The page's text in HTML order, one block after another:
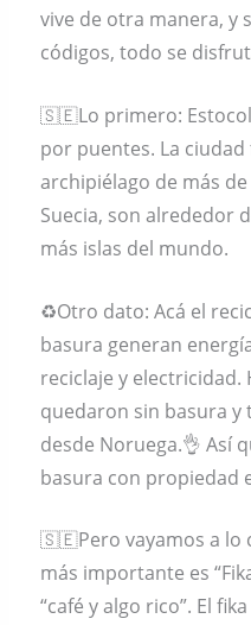
vive de otra manera, y
códigos, todo se
🇸🇪Lo primero:
por puentes. La
archipiélago de más
Suecia, son alrededor
más islas del mundo.
♻️Otro dato: Acá el
basura generan
reciclaje y electricidad.
quedaron sin basura
desde Noruega.👌 Así
basura con propiedad
🇸🇪Pero vayamos a lo
más importante es
“café y algo rico”. El